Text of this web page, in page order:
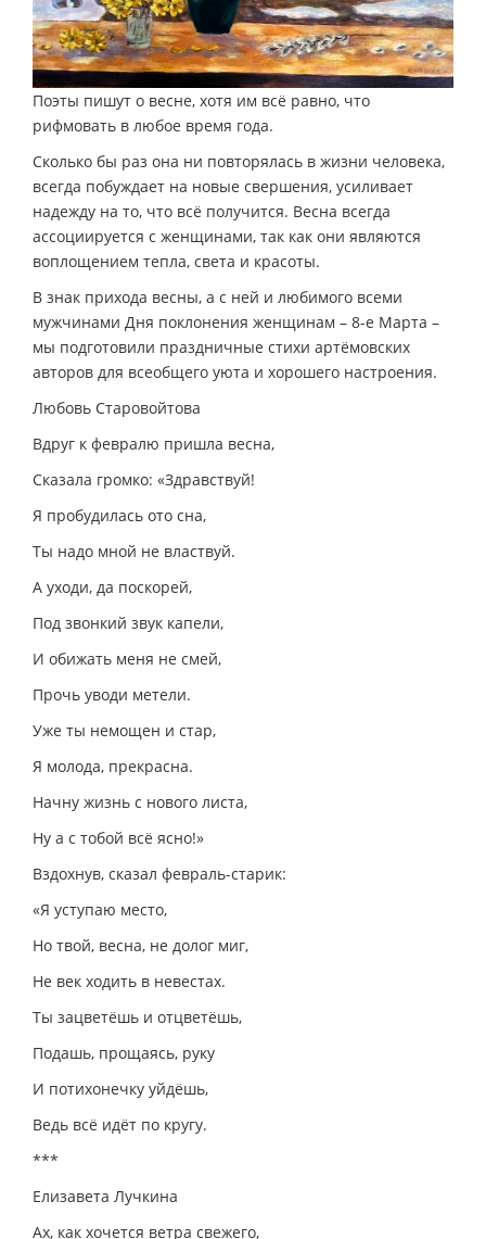
Поэты пишут о весне, хотя им всё равно, что
рифмовать в любое время года.
Сколько бы раз она ни повторялась в жизни человека,
всегда побуждает на новые свершения, усиливает
надежду на то, что всё получится. Весна всегда
ассоциируется с женщинами, так как они являются
воплощением тепла, света и красоты.
В знак прихода весны, а с ней и любимого всеми
мужчинами Дня поклонения женщинам – 8-е Марта –
мы подготовили праздничные стихи артёмовских
авторов для всеобщего уюта и хорошего настроения.
Любовь Старовойтова
Вдруг к февралю пришла весна,
Сказала громко: «Здравствуй!
Я пробудилась ото сна,
Ты надо мной не властвуй.
А уходи, да поскорей,
Под звонкий звук капели,
И обижать меня не смей,
Прочь уводи метели.
Уже ты немощен и стар,
Я молода, прекрасна.
Начну жизнь с нового листа,
Ну а с тобой всё ясно!»
Вздохнув, сказал февраль-старик:
«Я уступаю место,
Но твой, весна, не долог миг,
Не век ходить в невестах.
Ты зацветёшь и отцветёшь,
Подашь, прощаясь, руку
И потихонечку уйдёшь,
Ведь всё идёт по кругу.
***
Елизавета Лучкина
Ах, как хочется ветра свежего,